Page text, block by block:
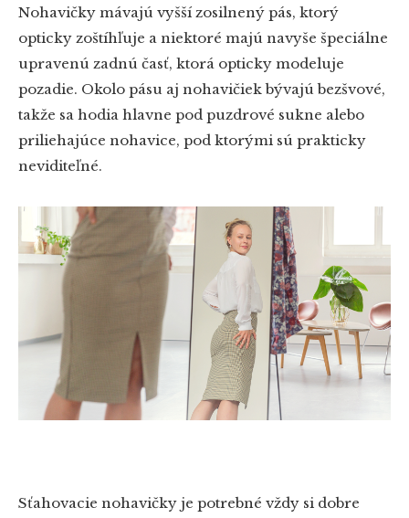
Nohavičky mávajú vyšší zosilnený pás, ktorý
opticky zoštíhľuje a niektoré majú navyše špeciálne
upravenú zadnú časť, ktorá opticky modeluje
pozadie. Okolo pásu aj nohavičiek bývajú bezšvové,
takže sa hodia hlavne pod puzdrové sukne alebo
priliehajúce nohavice, pod ktorými sú prakticky
neviditeľné.
Sťahovacie nohavičky je potrebné vždy si dobre